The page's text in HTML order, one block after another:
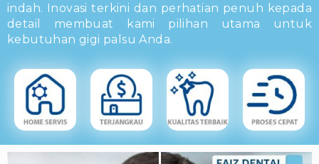
indah. Inovasi terkini dan perhatian penuh kepada
detail membuat kami pilihan utama untuk
kebutuhan gigi palsu Anda.